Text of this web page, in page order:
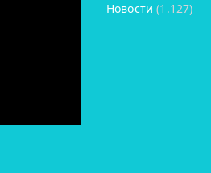
Новости (1.127)